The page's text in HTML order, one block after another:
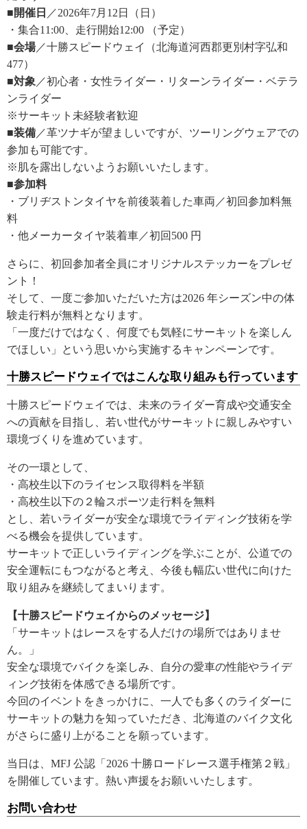
■開催日 ／2026年7月12日（日）
・集合11:00、走行開始12:00 （予定）
■会場／十勝スピードウェイ（北海道河西郡更別村字弘和
477）
■対象 ／初心者・女性ライダー・リターンライダー・ベテラ
ンライダー
※サーキット未経験者歓迎
■装備 ／革ツナギが望ましいですが、ツーリングウェアでの
参加も可能です。
※肌を露出しないようお願いいたします。
■参加料
・ブリヂストンタイヤを前後装着した車両／初回参加料無
料
・他メーカータイヤ装着車／初回500 円
さらに、初回参加者全員にオリジナルステッカーをプレゼ
ント！
そして、一度ご参加いただいた方は2026 年シーズン中の体
験走行料が無料となります。
「一度だけではなく、何度でも気軽にサーキットを楽しん
でほしい」という思いから実施するキャンペーンです。
十勝スピードウェイではこんな取り組みも行っています
十勝スピードウェイでは、未来のライダー育成や交通安全
への貢献を目指し、若い世代がサーキットに親しみやすい
環境づくりを進めています。
その一環として、
・高校生以下のライセンス取得料を半額
・高校生以下の２輪スポーツ走行料を無料
とし、若いライダーが安全な環境でライディング技術を学
べる機会を提供しています。
サーキットで正しいライディングを学ぶことが、公道での
安全運転にもつながると考え、今後も幅広い世代に向けた
取り組みを継続してまいります。
【十勝スピードウェイからのメッセージ】
「サーキットはレースをする人だけの場所ではありませ
ん。」
安全な環境でバイクを楽しみ、自分の愛車の性能やライデ
ィング技術を体感できる場所です。
今回のイベントをきっかけに、一人でも多くのライダーに
サーキットの魅力を知っていただき、北海道のバイク文化
がさらに盛り上がることを願っています。
当日は、MFJ 公認「2026 十勝ロードレース選手権第２戦」
を開催しています。熱い声援をお願いいたします。
お問い合わせ